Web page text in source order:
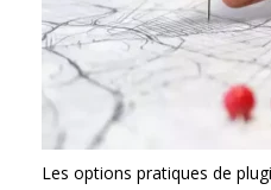
Les options pratiques de